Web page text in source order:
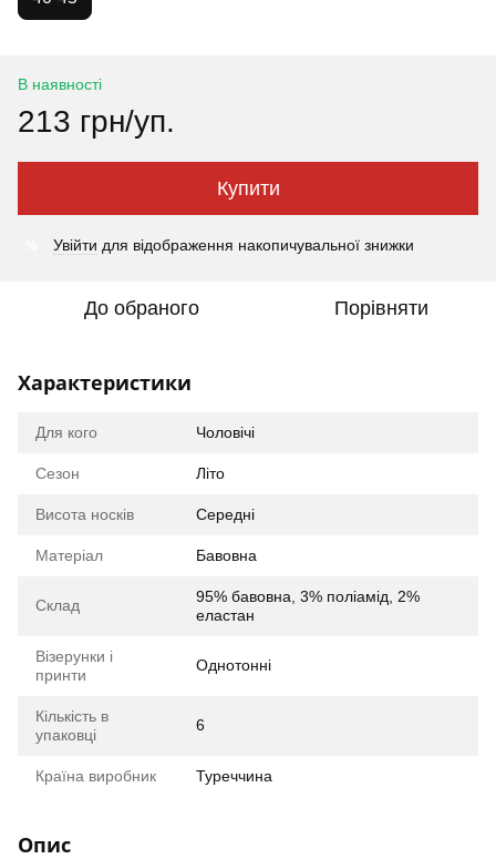
В наявності
213 грн/уп.
Купити
Увійти для відображення накопичувальної знижки
До обраного Порівняти
Характеристики
Для кого Чоловічі
Сезон Літо
Висота носків Середні
Матеріал Бавовна
Склад
95% бавовна, 3% поліамід, 2%
еластан
Візерунки і
принти
Однотонні
Кількість в
упаковці
6
Країна виробник Туреччина
Опис